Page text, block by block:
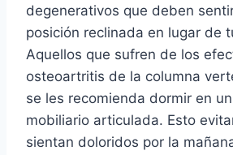
degenerativos que deben
posición reclinada en lugar de
Aquellos que sufren de los
osteoartritis de la columna
se les recomienda dormir en
mobiliario articulada. Esto
sientan doloridos por la